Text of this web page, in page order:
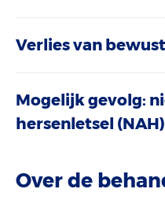
Verlies van
Mogelijk gevolg:
hersenletsel (NAH)
Over de